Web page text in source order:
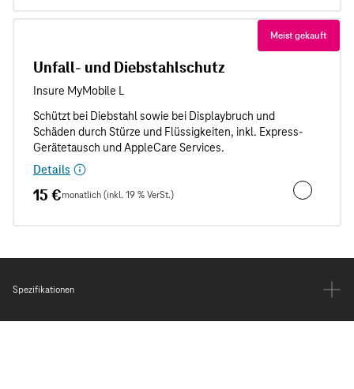
Meist gekauft
Unfall- und Diebstahlschutz
Details
15 €monatlich (inkl. 19 % VerSt.) Unfall- und
Spezifikationen